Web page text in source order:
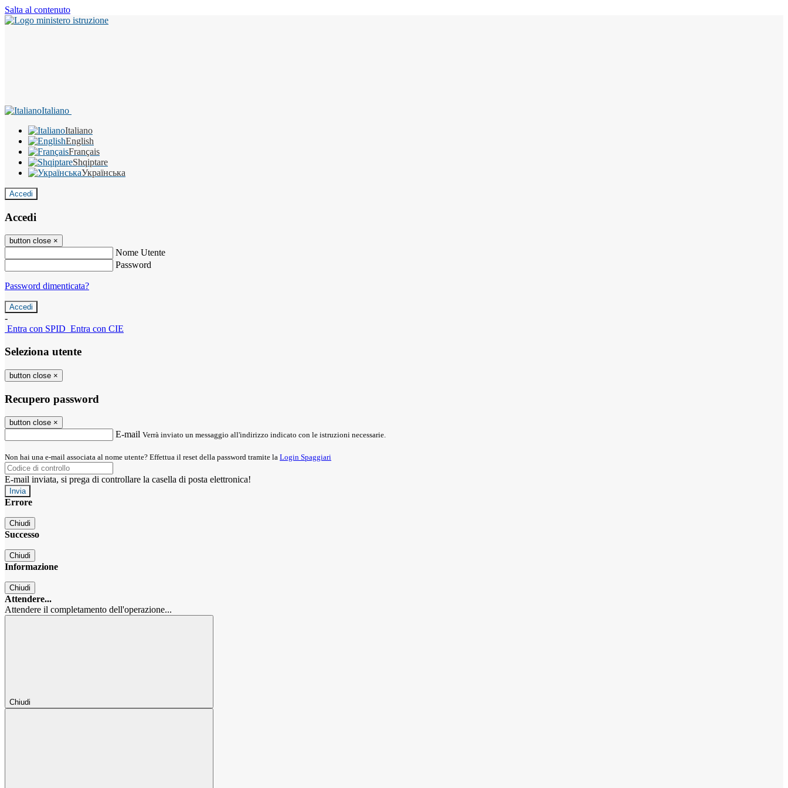
Salta al contenuto
Italiano
Italiano
English
Français
Shqiptare
Українська
Accedi
Accedi
button close ×
Nome Utente
Password
Password dimenticata?
-
Entra con SPID Entra con CIE
Seleziona utente
button close ×
Recupero password
button close ×
E-mail Verrà inviato un messaggio all'indirizzo indicato con le istruzioni necessarie.
Non hai una e-mail associata al nome utente? Effettua il reset della password tramite la Login Spaggiari
E-mail inviata, si prega di controllare la casella di posta elettronica!
Errore
Chiudi
Successo
Chiudi
Informazione
Chiudi
Attendere...
Attendere il completamento dell'operazione...
Chiudi